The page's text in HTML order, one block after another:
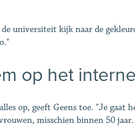
de universiteit kijk naar de
op het
op, geeft Geens toe. "Je gaat
misschien binnen 50